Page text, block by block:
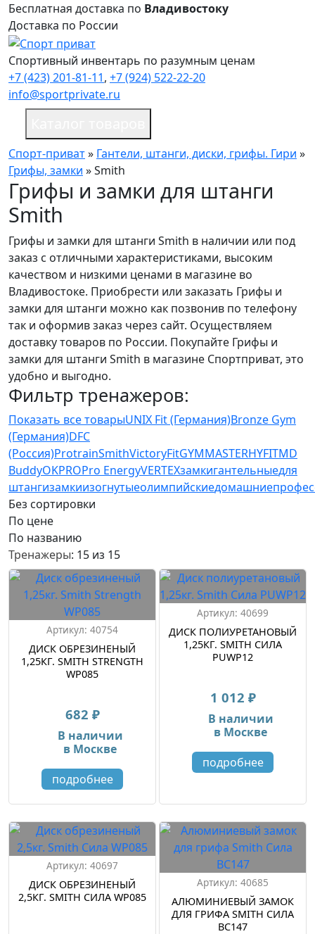
Бесплатная доставка по Владивостоку
Доставка по России
Спортивный инвентарь по разумным ценам
+7 (423) 201-81-11, +7 (924) 522-22-20
info@sportprivate.ru
Спорт-приват» Гантели, штанги, диски, грифы. Гири »
Грифы, замки »Smith
Грифы и замки для штанги
Smith
Грифы и замки для штанги Smith в наличии или под
заказ c отличными характеристиками, высоким
качеством и низкими ценами в магазине во
Владивостоке. Приобрести или заказать Грифы и
замки для штанги можно как позвонив по телефону
так и оформив заказ через сайт. Осуществляем
доставку товаров по России. Покупайте Грифы и
замки для штанги Smith в магазине Спортприват, это
удобно и выгодно.
Фильтр тренажеров:
Показать все товарыUNIX Fit (Германия)Bronze Gym
(Германия)DFC
(Россия)ProtrainSmithVictoryFitGYMMASTERHYFITMD
BuddyOKPROPro EnergyVERTEXзамкигантельныедля
штангизамкиизогнутыеолимпийскиедомашние
Без сортировки
По цене
По названию
Тренажеры: 15 из 15
Артикул: 40754
ДИСК ОБРЕЗИНЕНЫЙ
1,25КГ. SMITH STRENGTH
WP085
682 ₽
В наличии
в Москве
подробнее
Артикул: 40699
ДИСК ПОЛИУРЕТАНОВЫЙ
1,25КГ. SMITH СИЛА
PUWP12
1 012 ₽
В наличии
в Москве
подробнее
Артикул: 40697
ДИСК ОБРЕЗИНЕНЫЙ
2,5КГ. SMITH СИЛА WP085
Артикул: 40685
АЛЮМИНИЕВЫЙ ЗАМОК
ДЛЯ ГРИФА SMITH СИЛА
BC147